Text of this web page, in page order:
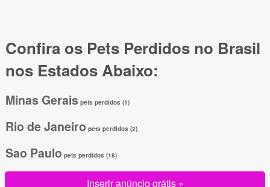
Confira os Pets Perdidos no Brasil
nos Estados Abaixo:
Minas Gerais pets perdidos (1)
Rio de Janeiro pets perdidos (2)
Sao Paulo pets perdidos (18)
Inserir anúncio grátis »